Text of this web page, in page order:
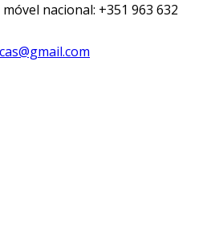
nacional: +351 963 632